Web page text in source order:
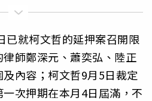
已就柯文哲的延押案召開限
師鄭深元、蕭奕弘、陸正
內容；柯文哲9月5日裁定
次押期在本月4日屆滿，不